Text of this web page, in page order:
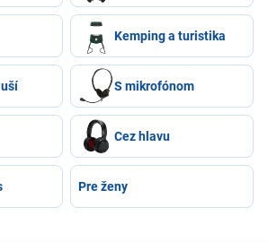
Kemping a turistika
S mikrofónom
Cez hlavu
Pre ženy